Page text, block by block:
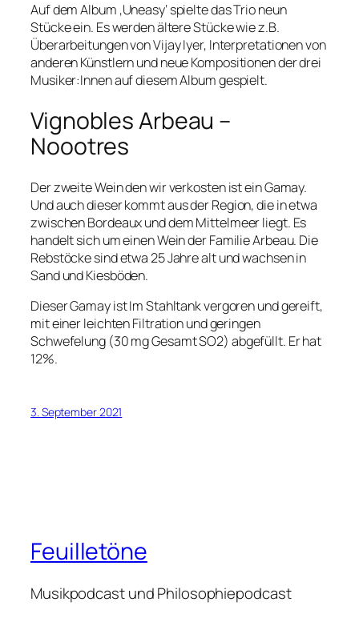
Auf dem Album ‚Uneasy‘ spielte das Trio neun
Stücke ein. Es werden ältere Stücke wie z.B.
Überarbeitungen von Vijay Iyer, Interpretationen von
anderen Künstlern und neue Kompositionen der drei
Musiker:Innen auf diesem Album gespielt.
Vignobles Arbeau –
Noootres
Der zweite Wein den wir verkosten ist ein Gamay.
Und auch dieser kommt aus der Region, die in etwa
zwischen Bordeaux und dem Mittelmeer liegt. Es
handelt sich um einen Wein der Familie Arbeau. Die
Rebstöcke sind etwa 25 Jahre alt und wachsen in
Sand und Kiesböden.
Dieser Gamay ist Im Stahltank vergoren und gereift,
mit einer leichten Filtration und geringen
Schwefelung (30 mg Gesamt SO2) abgefüllt. Er hat
12%.
3. September 2021
Feuilletöne
Musikpodcast und Philosophiepodcast